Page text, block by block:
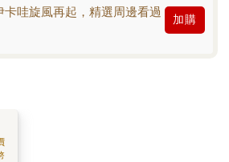
哇旋風再起，精選周邊看過
加購